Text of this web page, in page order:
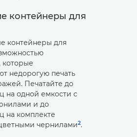
контейнеры для
контейнеры для
которые
недорогую печать
Печатайте до
на одной емкости с
и до
на комплекте
чернилами2.